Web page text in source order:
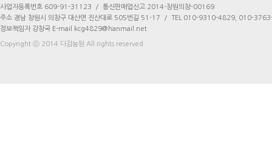
사업자등록번호 609-91-31123
/
통신판매업신고 2014-창원의창-00169
주소 경남 창원시 의창구 대산면 진산대로 505번길 51-17
/
TEL 010-9310-4829, 010-
정보책임자 강창국 E-mail kcg4829@hanmail.net
Copyright ⓒ 2014 다감농원 All rights reserved.